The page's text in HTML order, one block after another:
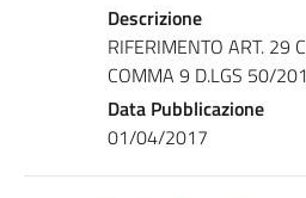
Descrizione
RIFERIMENTO ART. 29
COMMA 9 D.LGS 50/
Data Pubblicazione
01/04/2017